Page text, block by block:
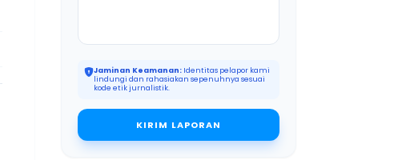
Jaminan Keamanan: Identitas pelapor kami
lindungi dan rahasiakan sepenuhnya sesuai
kode etik jurnalistik.
KIRIM LAPORAN